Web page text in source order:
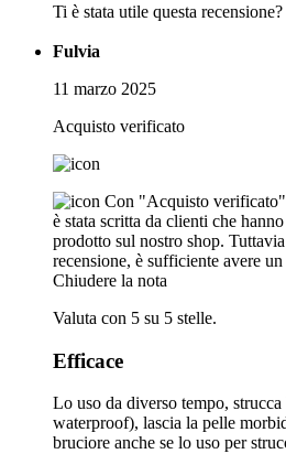
Ti è stata utile questa recensione?
Fulvia
11 marzo 2025
Acquisto verificato
Con "Acquisto verificato"
è stata scritta da clienti che
prodotto sul nostro shop.
recensione, è sufficiente avere
Chiudere la nota
Valuta con 5 su 5 stelle.
Efficace
Lo uso da diverso tempo,
waterproof), lascia la pelle
bruciore anche se lo uso per